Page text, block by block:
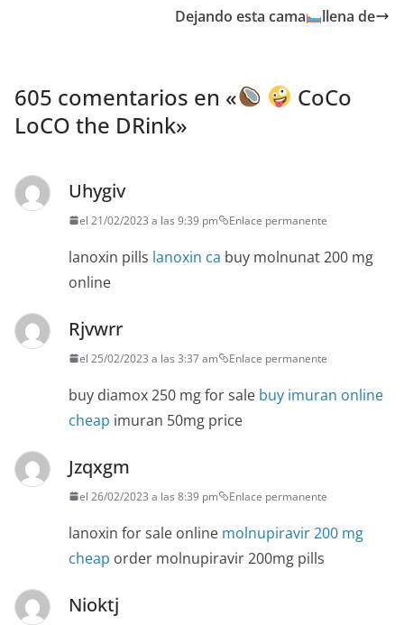
Dejando esta cama
llena de
605 comentarios en «
CoCo
LoCO the DRink»
Uhygiv
el 21/02/2023 a las 9:39 pm Enlace permanente
lanoxin pills lanoxin ca buy molnunat 200 mg
online
Rjvwrr
el 25/02/2023 a las 3:37 am Enlace permanente
buy diamox 250 mg for sale buy imuran online
cheap imuran 50mg price
Jzqxgm
el 26/02/2023 a las 8:39 pm Enlace permanente
lanoxin for sale online molnupiravir 200 mg
cheap order molnupiravir 200mg pills
Nioktj